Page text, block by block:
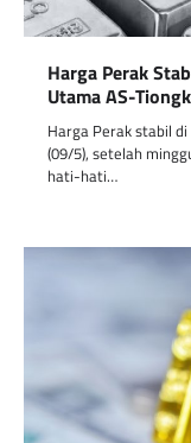
Harga Perak
Utama AS-
Harga Perak stabil
(09/5), setelah
hati-hati…